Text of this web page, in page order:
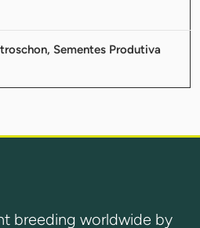
Sementes Produtiva
breeding worldwide by